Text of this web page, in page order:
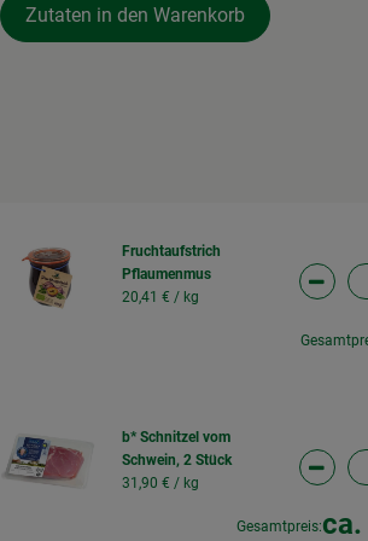
Zutaten in den Warenkorb
ändern
Fruchtaufstrich
Pflaumenmus
20,41 € / kg
ändern
b* Schnitzel vom
Schwein, 2 Stück
31,90 € / kg
Gesamtpreis:ca.